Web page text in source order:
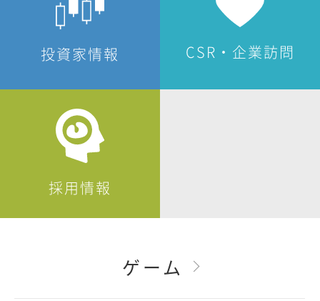
投資家情報 CSR・企業訪問
採用情報
ゲーム